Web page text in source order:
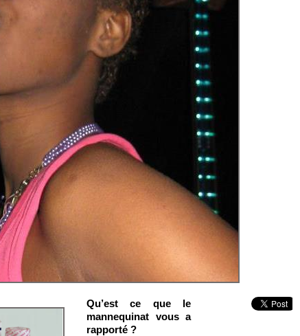
Qu’est ce que le
mannequinat vous a
rapporté ?